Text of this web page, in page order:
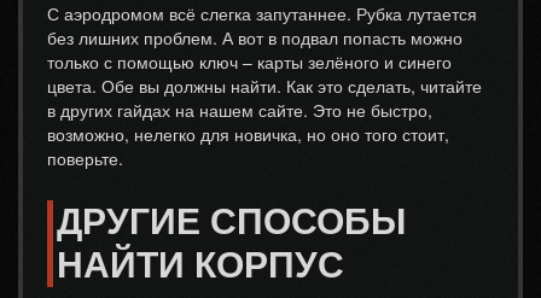
С аэродромом всё слегка запутаннее. Рубка лутается
без лишних проблем. А вот в подвал попасть можно
только с помощью ключ – карты зелёного и синего
цвета. Обе вы должны найти. Как это сделать, читайте
в других гайдах на нашем сайте. Это не быстро,
возможно, нелегко для новичка, но оно того стоит,
поверьте.
ДРУГИЕ СПОСОБЫ
НАЙТИ КОРПУС